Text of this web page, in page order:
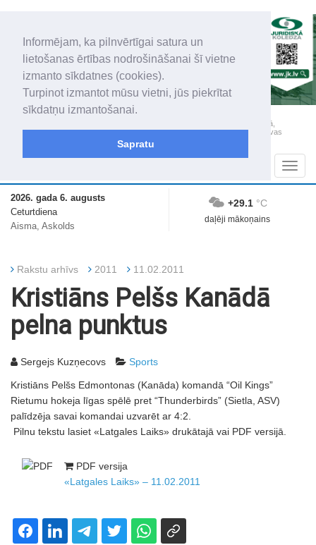
Informējam, ka pilnvērtīgai satura un
lietošanas ērtības nodrošināšanai šī vietne
izmanto sīkdatnes (cookies).
Turpinot izmantot mūsu vietni, jūs piekrītat
sīkdatņu izmantošanai.
Sapratu
„Latgales Laiks” iznāk latviešu un krievu valodās visā Dienvidlatgalē un Sēlijā,
„Latgales Laiks” latviešu valodā aptver Daugavpils valstspilsētu, Augšdaugavas
novadu un apkārtējos novadus un pilsētas.
2026. gada 6. augusts
Ceturtdiena
Aisma, Askolds
+29.1 °C
daļēji mākoņains
Rakstu arhīvs 2011 11.02.2011
Kristiāns Pelšs Kanādā
pelna punktus
Sergejs Kuzņecovs Sports
Kristiāns Pelšs Edmontonas (Kanāda) komandā “Oil Kings”
Rietumu hokeja līgas spēlē pret “Thunderbirds” (Sietla, ASV)
palīdzēja savai komandai uzvarēt ar 4:2.
Pilnu tekstu lasiet «Latgales Laiks» drukātajā vai PDF versijā.
PDF versija
«Latgales Laiks» – 11.02.2011